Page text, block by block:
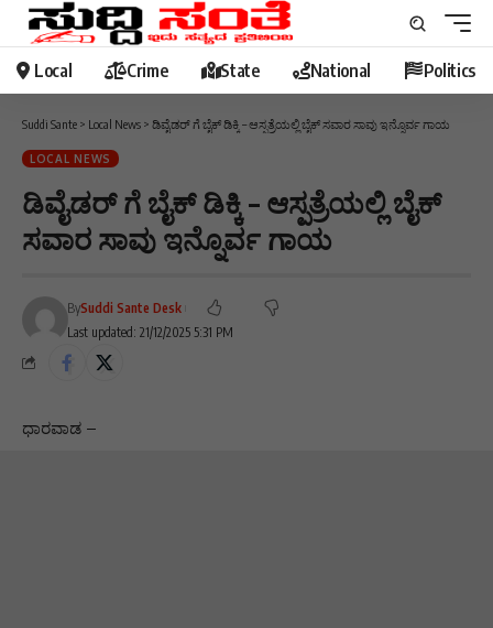
Local Crime State National Politics
Suddi Sante > Local News > ಡಿವೈಡರ್ ಗೆ ಬೈಕ್ ಡಿಕ್ಕಿ – ಆಸ್ಪತ್ರೆಯಲ್ಲಿ ಬೈಕ್ ಸವಾರ ಸಾವು ಇನ್ನೊರ್ವ ಗಾಯ
LOCAL NEWS
ಡಿವೈಡರ್ ಗೆ ಬೈಕ್ ಡಿಕ್ಕಿ – ಆಸ್ಪತ್ರೆಯಲ್ಲಿ ಬೈಕ್
ಸವಾರ ಸಾವು ಇನ್ನೊರ್ವ ಗಾಯ
Last updated: 21/12/2025 5:31 PM
BySuddi Sante Desk
ಧಾರವಾಡ –